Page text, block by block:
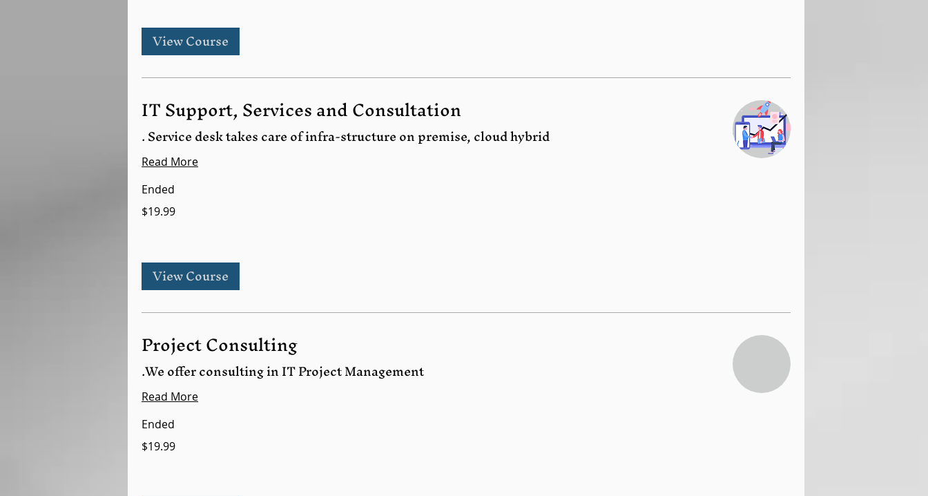
View Course
IT Support, Services and Consultation
Service desk takes care of infra-structure on premise, cloud hybrid .
Read More
Ended
$19.99
View Course
Project Consulting
We offer consulting in IT Project Management.
Read More
Ended
$19.99